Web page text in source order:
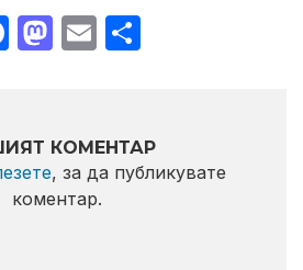
Facebook
Mastodon
Email
КОМЕНТАР
, за да публикувате
коментар.